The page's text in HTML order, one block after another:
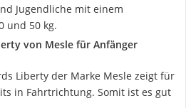
Jugendliche mit einem
und 50 kg.
von Mesle für Anfänger
Liberty der Marke Mesle zeigt für
in Fahrtrichtung. Somit ist es gut